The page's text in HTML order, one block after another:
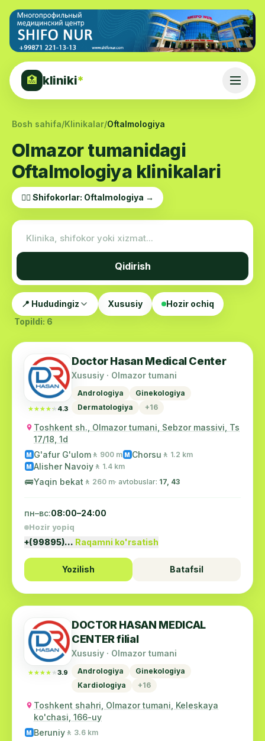
🏥 kliniki*
Bosh sahifa/Klinikalar/Oftalmologiya
Olmazor tumanidagi
Oftalmologiya klinikalari
👨‍⚕️ Shifokorlar: Oftalmologiya →
Qidirish
📍 Hududingiz Xususiy
Hozir ochiq
Topildi: 6
★★★★★
★★★★★ 4.3
Doctor Hasan Medical Center
Xususiy · Olmazor tumani
Andrologiya
Ginekologiya
Dermatologiya
+16
Toshkent sh., Olmazor tumani, Sebzor massivi, Ts
17/18, 1d
M G'afur G'ulom 🚶 900 m M Chorsu 🚶 1.2 km
M Alisher Navoiy 🚶 1.4 km
🚌Yaqin bekat 🚶 260 m· avtobuslar: 17, 43
пн–вс:08:00–24:00
Hozir yopiq
+(99895)… Raqamni ko'rsatish
Yozilish Batafsil
★★★★★
★★★★★3.9
DOCTOR HASAN MEDICAL
CENTER filial
Xususiy · Olmazor tumani
Andrologiya
Ginekologiya
Kardiologiya
+16
Toshkent shahri, Olmazor tumani, Keleskaya
ko'chasi, 166-uy
M Beruniy 🚶 3.6 km